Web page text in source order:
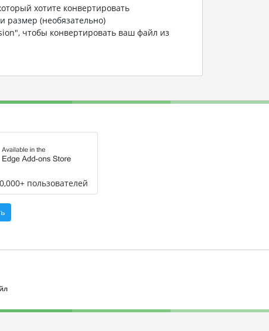
хотите конвертировать
размер (необязательно)
чтобы конвертировать ваш файл из
пользователей